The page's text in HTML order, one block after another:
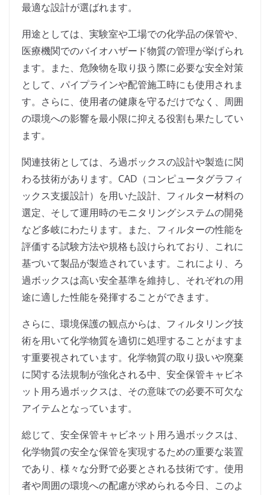
最適な設計が選ばれます。
用途としては、実験室や工場での化学品の保管や、
医療機関でのバイオハザード物質の管理が挙げられ
ます。また、危険物を取り扱う際に必要な安全対策
として、パイプラインや配管施工時にも使用されま
す。さらに、使用者の健康を守るだけでなく、周囲
の環境への影響を最小限に抑える役割も果たしてい
ます。
関連技術としては、ろ過ボックスの設計や製造に関
わる技術があります。CAD（コンピュータグラフィ
ックス支援設計）を用いた設計、フィルター材料の
選定、そして運用時のモニタリングシステムの開発
など多岐にわたります。また、フィルターの性能を
評価する試験方法や規格も設けられており、これに
基づいて製品が製造されています。これにより、ろ
過ボックスは高い安全基準を維持し、それぞれの用
途に適した性能を発揮することができます。
さらに、環境保護の観点からは、フィルタリング技
術を用いて化学物質を適切に処理することがますま
す重要視されています。化学物質の取り扱いや廃棄
に関する法規制が強化される中、安全保管キャビネ
ット用ろ過ボックスは、その意味での必要不可欠な
アイテムとなっています。
総じて、安全保管キャビネット用ろ過ボックスは、
化学物質の安全な保管を実現するための重要な装置
であり、様々な分野で必要とされる技術です。使用
者や周囲の環境への配慮が求められる今日、このよ